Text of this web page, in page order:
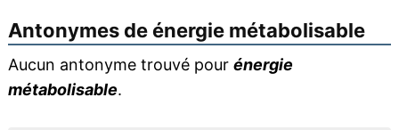
Antonymes de énergie métabolisable
Aucun antonyme trouvé pour énergie
métabolisable.